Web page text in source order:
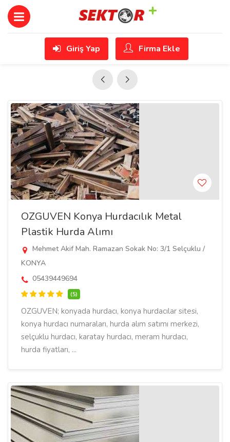
Giriş Yap Firma Ekle
OZGUVEN Konya Hurdacılık Metal
Plastik Hurda Alımı
Mehmet Akif Mah. Ramazan Sokak No: 3/1 Selçuklu /
KONYA
05439449694
(5)
OZGUVEN; konyada hurdacı, konya hurdacılar sitesi,
konya hurdacı numaraları, hurda alım satımı merkezi,
selçuklu hurdacı, karatay hurdacı, meram hurdacı,
hurda fiyatları, ...